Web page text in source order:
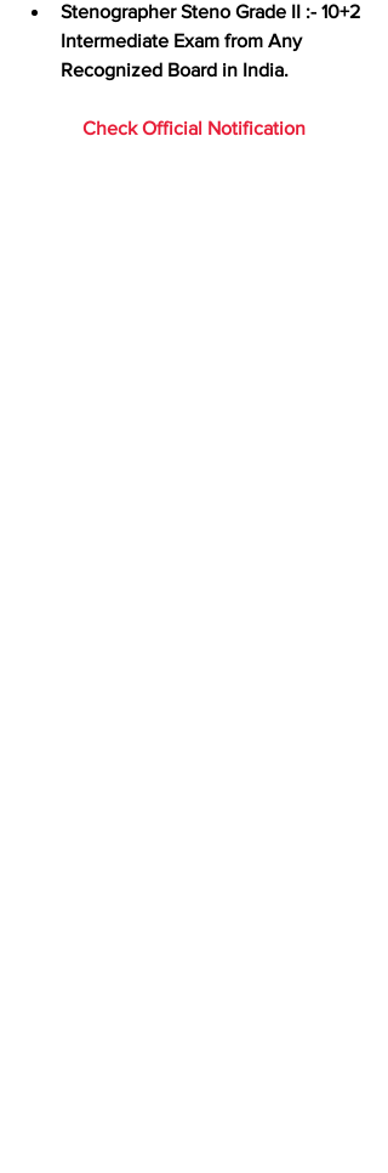
Stenographer Steno Grade II :- 10+2
Intermediate Exam from Any
Recognized Board in India.
Check Official Notification